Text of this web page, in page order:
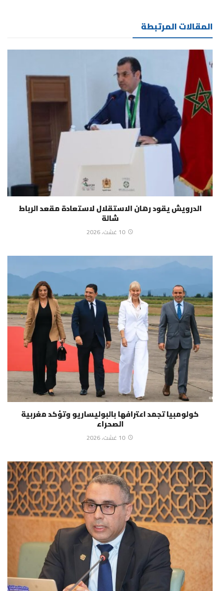
المقالات المرتبطة
الدرويش يقود رهان الاستقلال لاستعادة مقعد الرباط
شالة
10 غشت، 2026
كولومبيا تجمد اعترافها بالبوليساريو وتؤكد مغربية
الصحراء
10 غشت، 2026